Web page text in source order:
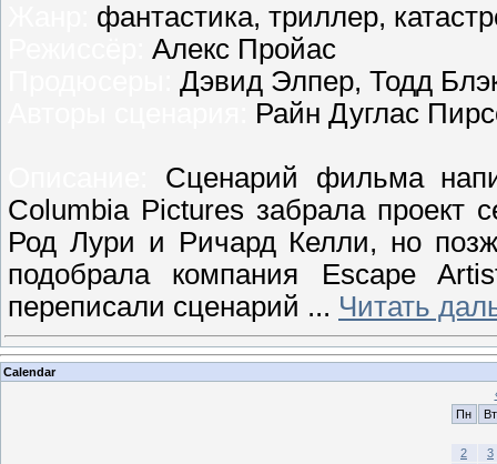
фантастика, триллер,
Алекс Пройас
Дэвид Элпер, Тодд
Райн Дуглас
Сценарий фильма
Columbia Pictures забрала проект
Род Лури и Ричард Келли, но
подобрала компания Escape
переписали сценарий ... Читать
Calendar
Пн
Вт
2 3